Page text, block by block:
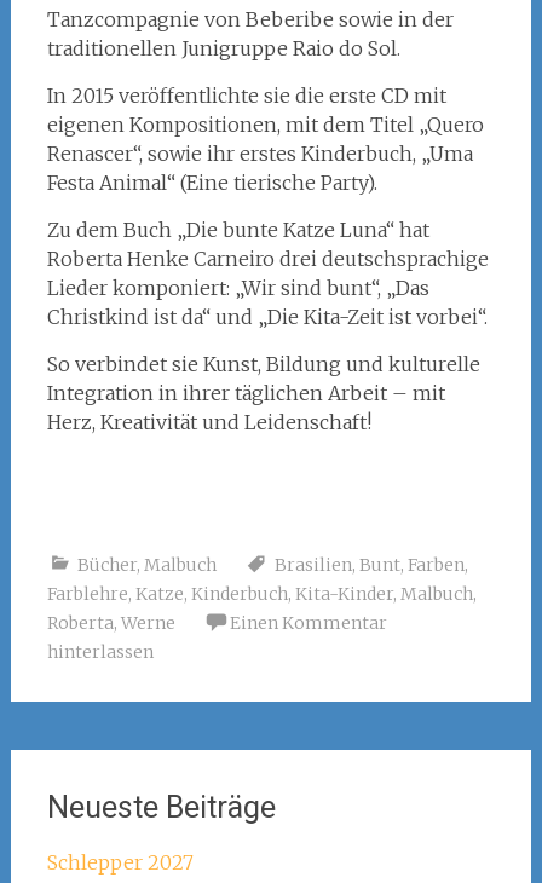
Tanzcompagnie von Beberibe sowie in der
traditionellen Junigruppe Raio do Sol.
In 2015 veröffentlichte sie die erste CD mit
eigenen Kompositionen, mit dem Titel „Quero
Renascer“, sowie ihr erstes Kinderbuch, „Uma
Festa Animal“ (Eine tierische Party).
Zu dem Buch „Die bunte Katze Luna“ hat
Roberta Henke Carneiro drei deutschsprachige
Lieder komponiert: „Wir sind bunt“, „Das
Christkind ist da“ und „Die Kita-Zeit ist vorbei“.
So verbindet sie Kunst, Bildung und kulturelle
Integration in ihrer täglichen Arbeit – mit
Herz, Kreativität und Leidenschaft!
Bücher, Malbuch Brasilien, Bunt, Farben,
Farblehre, Katze, Kinderbuch, Kita-Kinder, Malbuch,
Roberta, Werne
Einen Kommentar
hinterlassen
Neueste Beiträge
Schlepper 2027